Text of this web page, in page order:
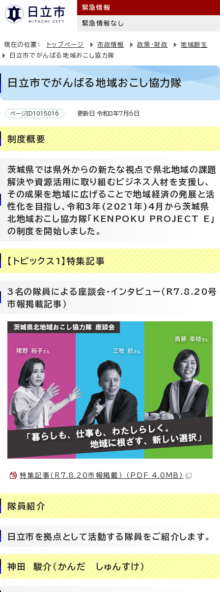
緊急情報
緊急情報なし
現在の位置： トップページ 市政情報 政策・財政
地域創生
日立市でがんばる地域おこし協力隊
日立市でがんばる地域おこし協力隊
ページID1015016 更新日 令和8年7月6日
制度概要
茨城県では県外からの新たな視点で県北地域の課題
解決や資源活用に取り組むビジネス人材を支援し、
その成果を地域に広げることで地域経済の発展と活
性化を目指し、令和3年(2021年)4月から茨城県
北地域おこし協力隊「KENPOKU PROJECT E」
の制度を開始しました。
【トピックス1】特集記事
3名の隊員による座談会・インタビュー（R7.8.20号
市報掲載記事）
特集記事（R7.8.20市報掲載） （PDF 4.0MB）
隊員紹介
日立市を拠点として活動する隊員をご紹介します。
神田 駿介（かんだ しゅんすけ）